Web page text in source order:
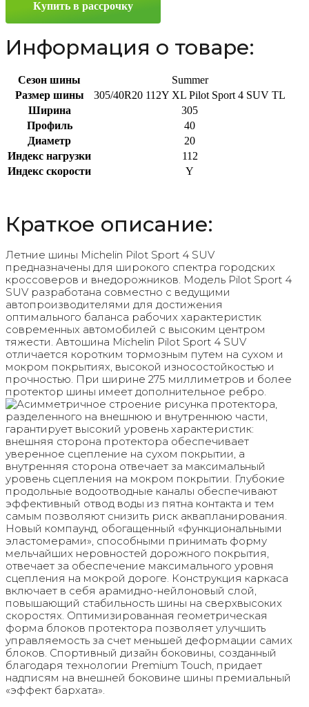
R20
Купить в рассрочку
Информация о товаре:
Сезон шины
Summer
Размер шины
305/40R20 112Y XL Pilot Sport 4 SUV TL
Ширина
305
Профиль
40
Диаметр
20
Индекс нагрузки
112
Индекс скорости
Y
Краткое описание:
Летние шины Michelin Pilot Sport 4 SUV
предназначены для широкого спектра городских
кроссоверов и внедорожников. Модель Pilot Sport 4
SUV разработана совместно с ведущими
автопроизводителями для достижения
оптимального баланса рабочих характеристик
современных автомобилей с высоким центром
тяжести. Автошина Michelin Pilot Sport 4 SUV
отличается коротким тормозным путем на сухом и
мокром покрытиях, высокой износостойкостью и
прочностью. При ширине 275 миллиметров и более
протектор шины имеет дополнительное ребро.
Асимметричное строение рисунка протектора,
разделенного на внешнюю и внутреннюю части,
гарантирует высокий уровень характеристик:
внешняя сторона протектора обеспечивает
уверенное сцепление на сухом покрытии, а
внутренняя сторона отвечает за максимальный
уровень сцепления на мокром покрытии. Глубокие
продольные водоотводные каналы обеспечивают
эффективный отвод воды из пятна контакта и тем
самым позволяют снизить риск аквапланирования.
Новый компаунд, обогащенный «функциональными
эластомерами», способными принимать форму
мельчайших неровностей дорожного покрытия,
отвечает за обеспечение максимального уровня
сцепления на мокрой дороге. Конструкция каркаса
включает в себя арамидно-нейлоновый слой,
повышающий стабильность шины на сверхвысоких
скоростях. Оптимизированная геометрическая
форма блоков протектора позволяет улучшить
управляемость за счет меньшей деформации самих
блоков. Спортивный дизайн боковины, созданный
благодаря технологии Premium Touch, придает
надписям на внешней боковине шины премиальный
«эффект бархата».